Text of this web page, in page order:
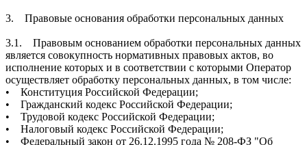
3. Правовые основания обработки персональных данных
3.1. Правовым основанием обработки персональных данных
является совокупность нормативных правовых актов, во
исполнение которых и в соответствии с которыми Оператор
осуществляет обработку персональных данных, в том числе:
• Конституция Российской Федерации;
• Гражданский кодекс Российской Федерации;
• Трудовой кодекс Российской Федерации;
• Налоговый кодекс Российской Федерации;
• Федеральный закон от 26.12.1995 года № 208-ФЗ "Об